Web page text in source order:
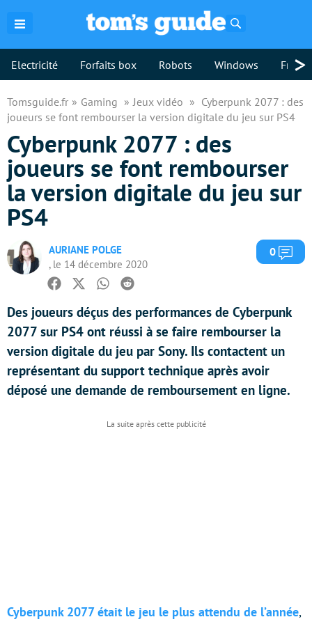
Electricité Forfaits box Robots Windows >
Tomsguide.fr Gaming Jeux vidéo
Cyberpunk 2077 : des
joueurs se font rembourser la version digitale du jeu sur PS4
Cyberpunk 2077 : des
joueurs se font rembourser
la version digitale du jeu sur
PS4
AURIANE POLGE
, le 14 décembre 2020
0
Facebook
TwitterWhatsapp
Reddit
Des joueurs déçus des performances de Cyberpunk
2077 sur PS4 ont réussi à se faire rembourser la
version digitale du jeu par Sony. Ils contactent un
représentant du support technique après avoir
déposé une demande de remboursement en ligne.
Cyberpunk 2077 était le jeu le plus attendu de l’année,